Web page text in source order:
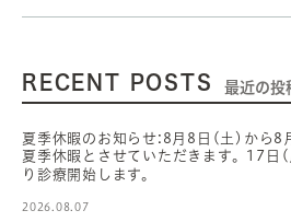
RECENT POSTS 最近の投
夏季休暇のお知らせ:8月8日(土)から8
夏季休暇とさせていただきます。17日
り診療開始します。
2026.08.07